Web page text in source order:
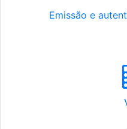
Emissão e